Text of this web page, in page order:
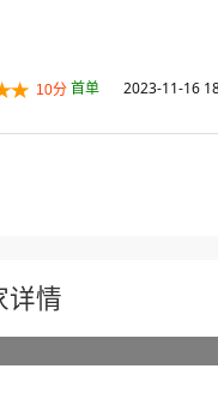
10分 首单 2023-11-16
详情